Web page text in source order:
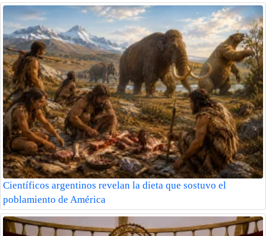
Científicos argentinos revelan la dieta que sostuvo el
poblamiento de América